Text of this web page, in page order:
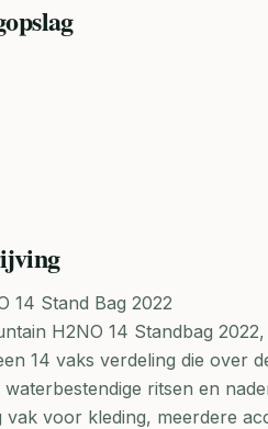
14 Stand Bag 2022
H2NO 14 Standbag
14 vaks verdeling die over
ritsen en
voor kleding, meerdere